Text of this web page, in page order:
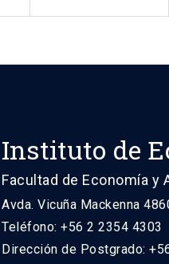
Instituto de
Facultad de Economía y
Avda. Vicuña Mackenna
Teléfono: +56 2 2354 4303
Dirección de Postgrado: